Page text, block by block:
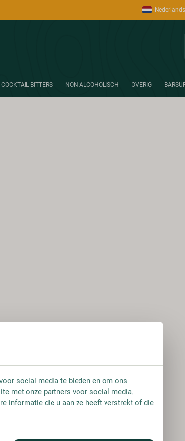
Nederlands
COCKTAIL BITTERS NON-ALCOHOLISCH OVERIG
social media te bieden en om ons
met onze partners voor social media,
informatie die u aan ze heeft verstrekt of die